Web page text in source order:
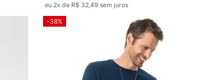
ou 2x de R$ 32,49 sem juros
-38%